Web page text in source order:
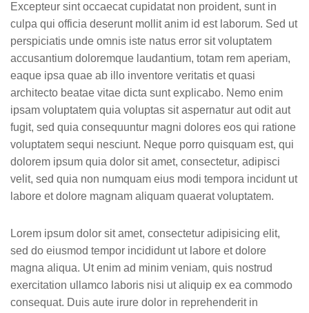
Excepteur sint occaecat cupidatat non proident, sunt in
culpa qui officia deserunt mollit anim id est laborum. Sed ut
perspiciatis unde omnis iste natus error sit voluptatem
accusantium doloremque laudantium, totam rem aperiam,
eaque ipsa quae ab illo inventore veritatis et quasi
architecto beatae vitae dicta sunt explicabo. Nemo enim
ipsam voluptatem quia voluptas sit aspernatur aut odit aut
fugit, sed quia consequuntur magni dolores eos qui ratione
voluptatem sequi nesciunt. Neque porro quisquam est, qui
dolorem ipsum quia dolor sit amet, consectetur, adipisci
velit, sed quia non numquam eius modi tempora incidunt ut
labore et dolore magnam aliquam quaerat voluptatem.
Lorem ipsum dolor sit amet, consectetur adipisicing elit,
sed do eiusmod tempor incididunt ut labore et dolore
magna aliqua. Ut enim ad minim veniam, quis nostrud
exercitation ullamco laboris nisi ut aliquip ex ea commodo
consequat. Duis aute irure dolor in reprehenderit in